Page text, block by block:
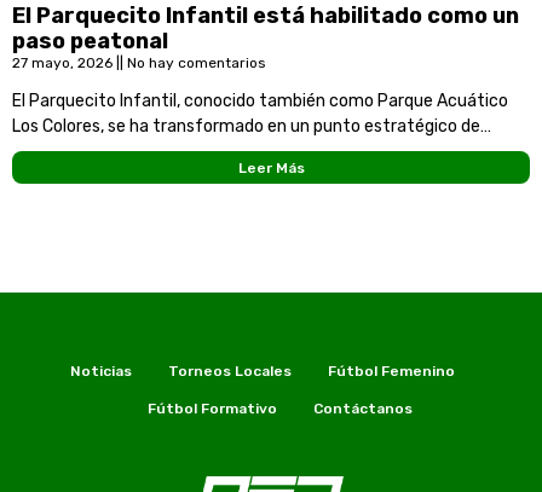
El Parquecito Infantil está habilitado como un
paso peatonal
27 mayo, 2026 No hay comentarios
El Parquecito Infantil, conocido también como Parque Acuático
Los Colores, se ha transformado en un punto estratégico de
conexión para la comunidad de Envigado. Con
Leer Más
Noticias Torneos Locales Fútbol Femenino
Fútbol Formativo Contáctanos